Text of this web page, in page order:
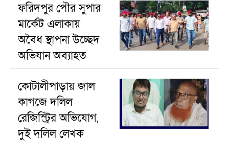
ফরিদপুর পৌর সুপার
মার্কেট এলাকায়
অবৈধ স্থাপনা উচ্ছেদ
অভিযান অব্যাহত
রাখার ঘোষণা
কোটালীপাড়ায় জাল
কাগজে দলিল
রেজিস্ট্রির অভিযোগ,
দুই দলিল লেখক